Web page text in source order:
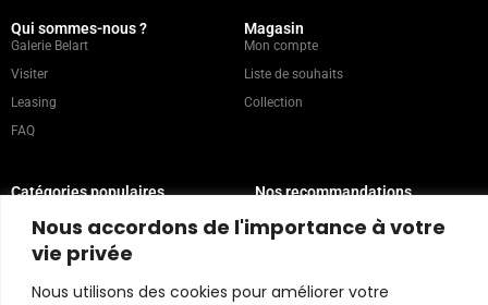
Nous accordons de l'importance à votre
vie privée
Nous utilisons des cookies pour améliorer votre
Qui sommes-nous ?
Galerie Belart
Visiter
Leasing
FAQ
Magasin
Mon compte
Liste de souhaits
Collection
Catégories populaires
Peinture
Abstrait
Portrait
Nos recommandations
Contact